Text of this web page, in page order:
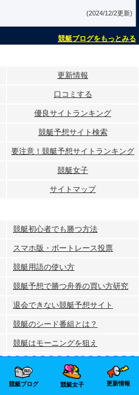
競艇ブログ 競艇女子 更新情報
(2024/12/2更新)
競艇ブログをもっとみる
更新情報
口コミする
優良サイトランキング
競艇予想サイト検索
要注意！競艇予想サイトランキング
競艇女子
サイトマップ
競艇初心者でも勝つ方法
スマホ版・ボートレース投票
競艇用語の使い方
競艇予想で勝つ舟券の買い方研究
退会できない競艇予想サイト
競艇のシード番組とは？
競艇はモーニングを狙え
舟券の人気別出現率
競艇予想サイトの｢裏情報｣はウソ